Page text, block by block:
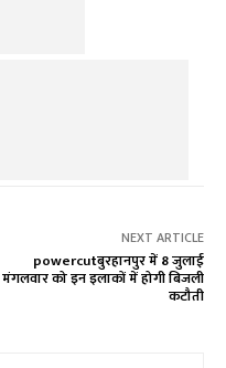
NEXT ARTICLE
powercutबुरहानपुर में 8 जुलाई
मंगलवार को इन इलाकों में होगी बिजली
कटौती